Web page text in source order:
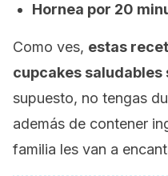
Hornea por 20
Como ves, estas
cupcakes saludables
supuesto, no tengas
además de contener
familia les van a